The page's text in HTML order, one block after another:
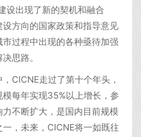
设出现了新的契机和融合
方向的国家政策和指导意见
过程中出现的各种亟待加强
思路。
走过了第十个年头，
每年实现35%以上增长，参
不断扩大，是国内目前规模
，未来，CICNE将一如既往